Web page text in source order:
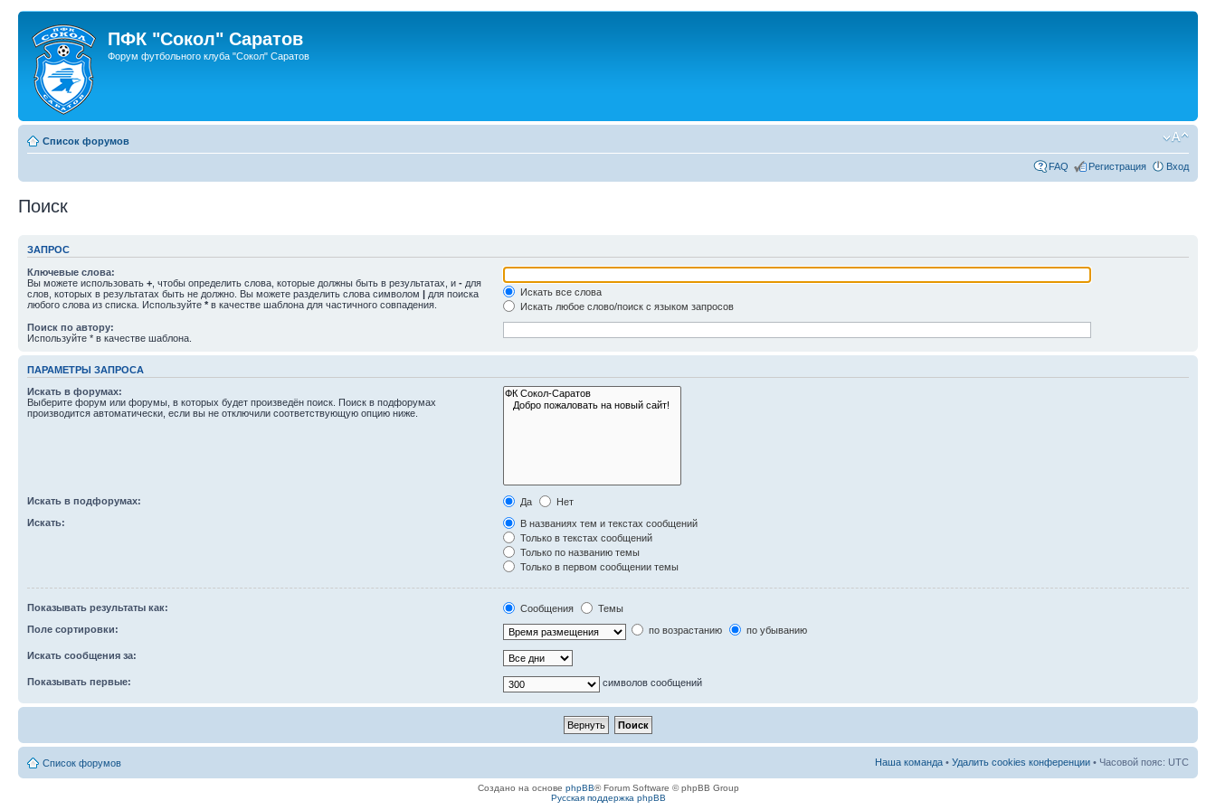
ПФК "Сокол" Саратов
Форум футбольного клуба "Сокол" Саратов
Список форумов
FAQ Регистрация Вход
Поиск
ЗАПРОС
Ключевые слова:
Вы можете использовать + , чтобы определить слова, которые должны быть в результатах, и - для
слов, которых в результатах быть не должно. Вы можете разделить слова символом | для поиска
любого слова из списка. Используйте * в качестве шаблона для частичного совпадения.
Искать все слова
Искать любое слово/поиск с языком запросов
Поиск по автору:
Используйте * в качестве шаблона.
ПАРАМЕТРЫ ЗАПРОСА
Искать в форумах:
Выберите форум или форумы, в которых будет произведён поиск. Поиск в подфорумах
производится автоматически, если вы не отключили соответствующую опцию ниже.
Искать в подфорумах: Да
Нет
Искать:
В названиях тем и текстах сообщений
Только в текстах сообщений
Только по названию темы
Только в первом сообщении темы
Показывать результаты как: Сообщения
Темы
Поле сортировки:
по возрастанию по убыванию
Искать сообщения за:
Показывать первые: символов сообщений
Список форумов Наша команда • Удалить cookies конференции • Часовой пояс: UTC
Создано на основе phpBB® Forum Software © phpBB Group
Русская поддержка phpBB